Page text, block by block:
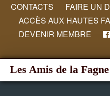
CONTACTS
FAIRE UN
ACCÈS AUX HAUTES
DEVENIR MEMBRE
Les Amis de la Fagne